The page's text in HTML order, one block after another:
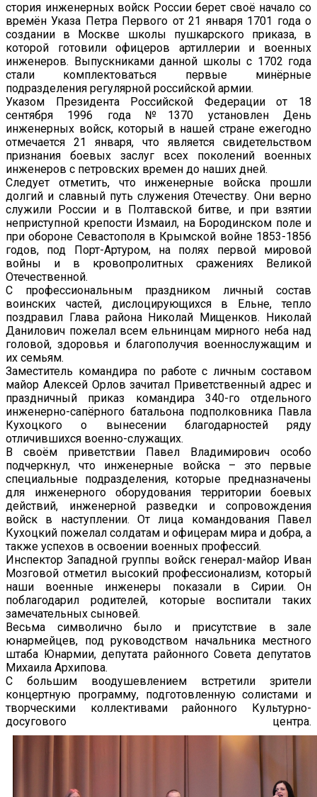
стория инженерных войск России берет своё начало со
времён Указа Петра Первого от 21 января 1701 года о
создании в Москве школы пушкарского приказа, в
которой готовили офицеров артиллерии и военных
инженеров. Выпускниками данной школы с 1702 года
стали комплектоваться первые минёрные
подразделения регулярной российской армии.
Указом Президента Российской Федерации от 18
сентября 1996 года №1370 установлен День
инженерных войск, который в нашей стране ежегодно
отмечается 21 января, что является свидетельством
признания боевых заслуг всех поколений военных
инженеров с петровских времен до наших дней.
Следует отметить, что инженерные войска прошли
долгий и славный путь служения Отечеству. Они верно
служили России и в Полтавской битве, и при взятии
неприступной крепости Измаил, на Бородинском поле и
при обороне Севастополя в Крымской войне 1853-1856
годов, под Порт-Артуром, на полях первой мировой
войны и в кровопролитных сражениях Великой
Отечественной.
С профессиональным праздником личный состав
воинских частей, дислоцирующихся в Ельне, тепло
поздравил Глава района Николай Мищенков. Николай
Данилович пожелал всем ельнинцам мирного неба над
головой, здоровья и благополучия военнослужащим и
их семьям.
Заместитель командира по работе с личным составом
майор Алексей Орлов зачитал Приветственный адрес и
праздничный приказ командира 340-го отдельного
инженерно-сапёрного батальона подполковника Павла
Кухоцкого о вынесении благодарностей ряду
отличившихся военно-служащих.
В своём приветствии Павел Владимирович особо
подчеркнул, что инженерные войска – это первые
специальные подразделения, которые предназначены
для инженерного оборудования территории боевых
действий, инженерной разведки и сопровождения
войск в наступлении. От лица командования Павел
Кухоцкий пожелал солдатам и офицерам мира и добра, а
также успехов в освоении военных профессий.
Инспектор Западной группы войск генерал-майор Иван
Мозговой отметил высокий профессионализм, который
наши военные инженеры показали в Сирии. Он
поблагодарил родителей, которые воспитали таких
замечательных сыновей.
Весьма символично было и присутствие в зале
юнармейцев, под руководством начальника местного
штаба Юнармии, депутата районного Совета депутатов
Михаила Архипова.
С большим воодушевлением встретили зрители
концертную программу, подготовленную солистами и
творческими коллективами районного Культурно-
досугового центра.